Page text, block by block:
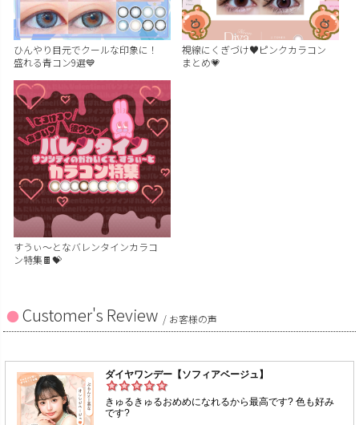
ひんやり目元でクールな印象に！
盛れる青コン9選💙
視線にくぎづけ♥ピンクカラコン
まとめ💗
すうぃ～となバレンタインカラコ
ン特集🍫💝
Customer's Review / お客様の声